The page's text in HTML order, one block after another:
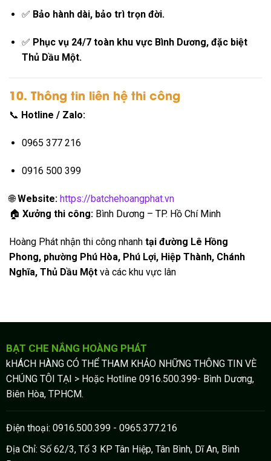
✅ Bảo hành dài, bảo trì trọn đời.
✅ Phục vụ 24/7 toàn khu vực Bình Dương, đặc biệt
Thủ Dầu Một.
10. Thông tin liên hệ thi công
📞 Hotline / Zalo:
0965 377 216
0916 500 399
🌐Website: https://batchehoangphat.vn
🏠 Xưởng thi công: Bình Dương – TP. Hồ Chí Minh
Hoàng Phát nhận thi công nhanh tại đường Lê Hồng
Phong, phường Phú Hòa, Phú Lợi, Hiệp Thành, Chánh
Nghĩa, Thủ Dầu Một và các khu vực lân
BẠT CHE NẮNG HOÀNG PHÁT
kHÁCH HÀNG CÓ THỂ THAM KHẢO NHỮNG THÔNG TIN VÈ
CHÚNG TÔI TẠI > Hoặc Hotline 0916.500.399- Bình Dương,
Biên Hòa, TPHCM.
Điện thoại: 0916.500.399 - 0965.377.216
Địa Chỉ: Số 62/3, Tổ 3 KP Tân Hiệp, Tân Bình, Dĩ An, Bình